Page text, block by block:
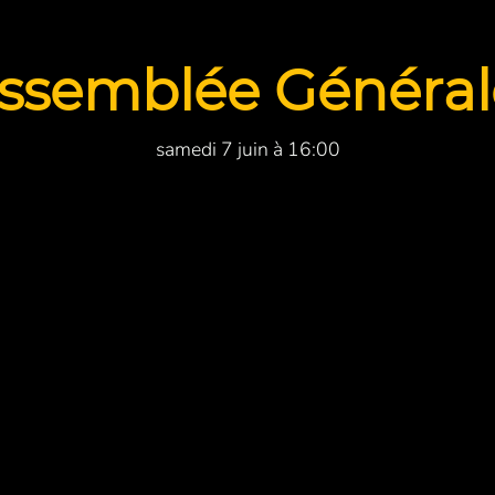
samedi 7 juin à 16:00